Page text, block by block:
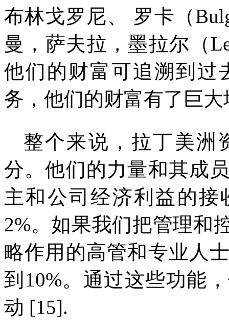
布林戈罗尼、
罗卡（
曼，萨夫拉，墨拉尔（
他们的财富可追溯到过
务，他们的财富有了巨大
整个来说，拉丁美洲
分。他们的力量和其成
主和公司经济利益的
2%。如果我们把管理和
略作用的高管和专业人
到 10%。通过这些功能
动 [15].